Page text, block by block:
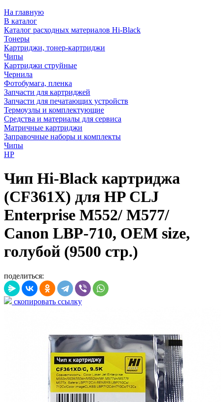
На главную
В каталог
Каталог расходных материалов Hi-Black
Тонеры
Картриджи, тонер-картриджи
Чипы
Картриджи струйные
Чернила
Фотобумага, пленка
Запчасти для картриджей
Запчасти для печатающих устройств
Термоузлы и комплектующие
Средства и материалы для сервиса
Матричные картриджи
Заправочные наборы и комплекты
Чипы
HP
Чип Hi-Black картриджа
(CF361X) для HP CLJ
Enterprise M552/ M577/
Canon LBP-710, OEM size,
голубой (9500 стр.)
поделиться:
скопировать ссылку